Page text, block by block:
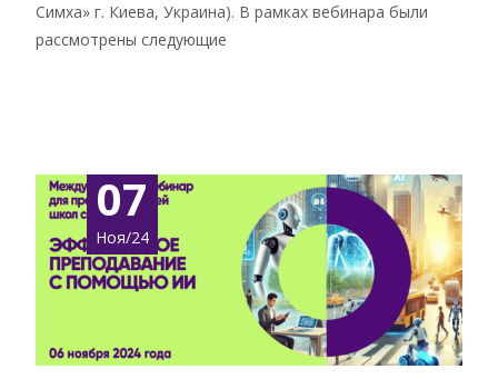
Симха» г. Киева, Украина). В рамках вебинара были
рассмотрены следующие
07
Ноя/24